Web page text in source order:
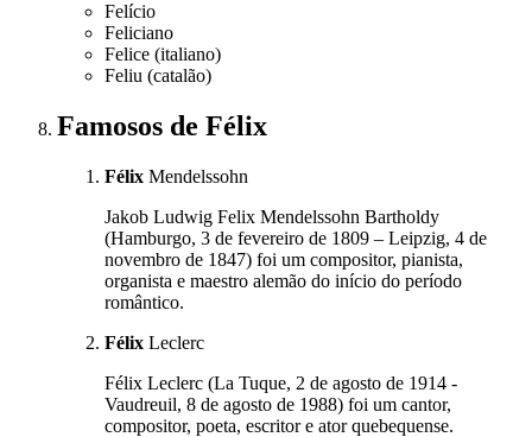
Felício
Feliciano
Felice (italiano)
Feliu (catalão)
Famosos de Félix
Félix Mendelssohn
Jakob Ludwig Felix Mendelssohn Bartholdy
(Hamburgo, 3 de fevereiro de 1809 – Leipzig, 4 de
novembro de 1847) foi um compositor, pianista,
organista e maestro alemão do início do período
romântico.
Félix Leclerc
Félix Leclerc (La Tuque, 2 de agosto de 1914 -
Vaudreuil, 8 de agosto de 1988) foi um cantor,
compositor, poeta, escritor e ator quebequense.